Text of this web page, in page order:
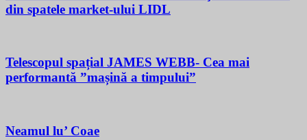
din spatele market-ului LIDL
Telescopul spațial JAMES WEBB- Cea mai
performantă ”mașină a timpului”
Neamul lu’ Coae